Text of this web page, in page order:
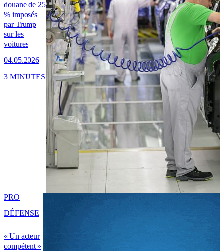
douane de 25
% imposés
par Trump
sur les
voitures
04.05.2026
3 MINUTES
« Un acteur
compétent »
PRO
DÉFENSE